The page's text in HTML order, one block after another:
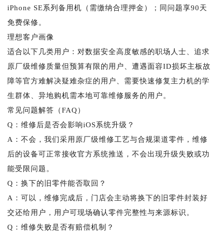
iPhone SE系列备用机（需缴纳合理押金）；同问题享90天
免费保修。
理想客户画像
适合以下几类用户：对数据安全高度敏感的职场人士、追求
原厂级维修质量但预算有限的用户、遭遇面容ID损坏主板故
障等官方难解决疑难杂症的用户、需要快速修复主力机的学
生群体、异地购机需本地可靠维修服务的用户。
常见问题解答（FAQ）
Q：维修后是否会影响iOS系统升级？
A：不会，我们采用原厂级维修工艺与合规渠道零件，维修
后的设备可正常接收官方系统推送，不会出现升级失败或功
能受限问题。
Q：换下的旧零件能否取回？
A：可以，维修完成后，门店会主动将换下的旧零件封装好
交还给用户，用户可现场确认零件完整性与来源标识。
Q：维修失败是否有赔偿机制？